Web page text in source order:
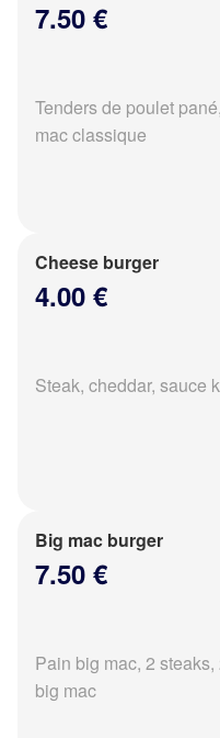
7.50 €
Tenders de poulet
mac classique
Cheese burger
4.00 €
Steak, cheddar, sauce
Big mac burger
7.50 €
Pain big mac, 2
big mac